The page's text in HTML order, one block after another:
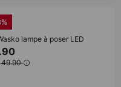
lampe à poser LED